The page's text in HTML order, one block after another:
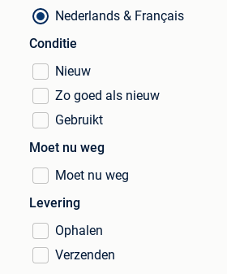
Nederlands & Français
Conditie
Nieuw
Zo goed als nieuw
Gebruikt
Moet nu weg
Moet nu weg
Levering
Ophalen
Verzenden